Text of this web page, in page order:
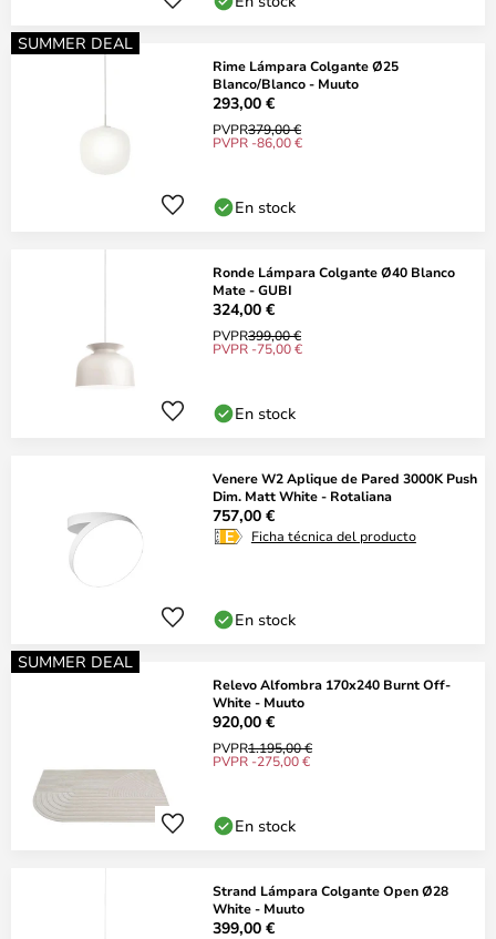
SUMMER DEAL
Rime Lámpara Colgante Ø25
Blanco/Blanco - Muuto
293,00 €
PVPR379,00 €
PVPR -86,00 €
En stock
Ronde Lámpara Colgante Ø40 Blanco
Mate - GUBI
324,00 €
PVPR399,00 €
PVPR -75,00 €
En stock
Venere W2 Aplique de Pared 3000K Push
Dim. Matt White - Rotaliana
757,00 €
Ficha técnica del producto
En stock
SUMMER DEAL
Relevo Alfombra 170x240 Burnt Off-
White - Muuto
920,00 €
PVPR1.195,00 €
PVPR -275,00 €
En stock
Strand Lámpara Colgante Open Ø28
White - Muuto
399,00 €